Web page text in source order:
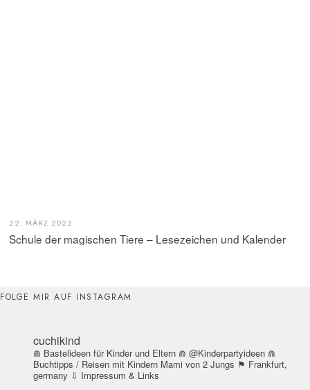
22. MÄRZ 2022
Schule der magischen Tiere – Lesezeichen und Kalender
FOLGE MIR AUF INSTAGRAM
cuchikind
⋒ Bastelideen für Kinder und Eltern ⋒ @Kinderpartyideen ⋒
Buchtipps / Reisen mit Kindern Mami von 2 Jungs ⚑ Frankfurt,
germany ⇩ Impressum & Links